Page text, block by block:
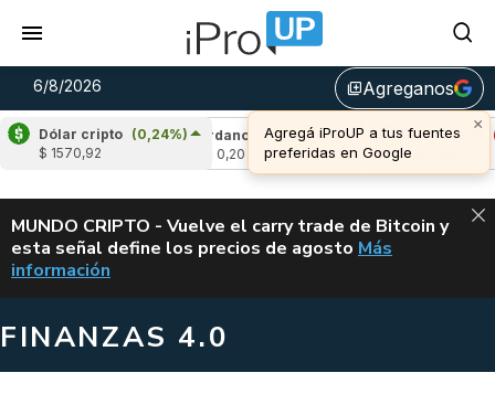
6/8/2026 library_addAgreganos
×
Agregá iProUP a tus fuentes
preferidas en Google
Dólar cripto (0,24%)
$ 1570,92
2,68%) Cardano
(6,73%)
u$s 0,20
Avalanche
(-
u$s 6,47
ALERTA
MUNDO CRIPTO - Vuelve el carry trade de Bitcoin y
esta señal define los precios de agosto VUELVE EL
Más
información
FINANZAS 4.0